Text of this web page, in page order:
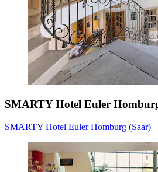
SMARTY Hotel Euler
SMARTY Hotel Euler Homburg (Saar)